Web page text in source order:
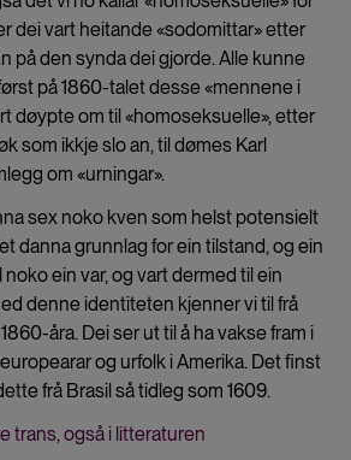
dei vart heitande «sodomittar» etter
på den synda dei gjorde. Alle kunne
på 1860-talet desse «mennene i
døypte om til «homoseksuelle», etter
som ikkje slo an, til dømes Karl
om «urningar».
sex noko kven som helst potensielt
danna grunnlag for ein tilstand, og ein
ein var, og vart dermed til ein
denne identiteten kjenner vi til frå
åra. Dei ser ut til å ha vakse fram i
og urfolk i Amerika. Det finst
frå Brasil så tidleg som 1609.
trans, også i litteraturen